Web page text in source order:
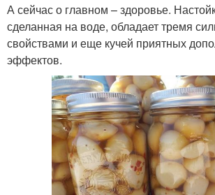
А сейчас о главном – здоровье.
сделанная на воде, обладает тремя
свойствами и еще кучей приятных
эффектов.